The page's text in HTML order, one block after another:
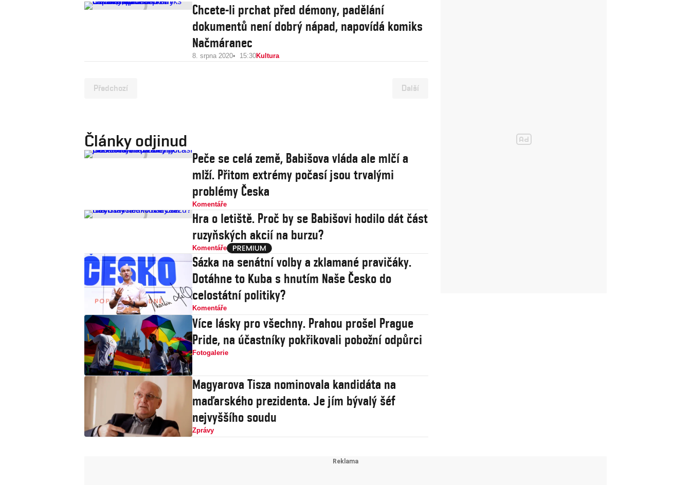
Chcete-li prchat před démony, padělání
dokumentů není dobrý nápad, napovídá komiks
Načmáranec
8. srpna 2020 15:30Kultura
Předchozí Další
Články odjinud
Peče se celá země, Babišova vláda ale mlčí a
mlží. Přitom extrémy počasí jsou trvalými
problémy Česka
Komentáře
Hra o letiště. Proč by se Babišovi hodilo dát část
ruzyňských akcií na burzu?
Komentáře
Sázka na senátní volby a zklamané pravičáky.
Dotáhne to Kuba s hnutím Naše Česko do
celostátní politiky?
Komentáře
Více lásky pro všechny. Prahou prošel Prague
Pride, na účastníky pokřikovali pobožní odpůrci
Fotogalerie
Magyarova Tisza nominovala kandidáta na
maďarského prezidenta. Je jím bývalý šéf
nejvyššího soudu
Zprávy